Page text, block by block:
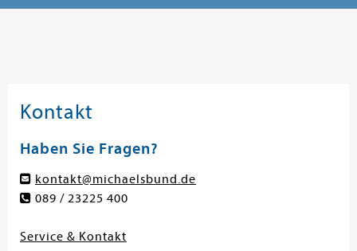
Kontakt
Haben Sie Fragen?
kontakt@michaelsbund.de
089 / 23225 400
Service & Kontakt